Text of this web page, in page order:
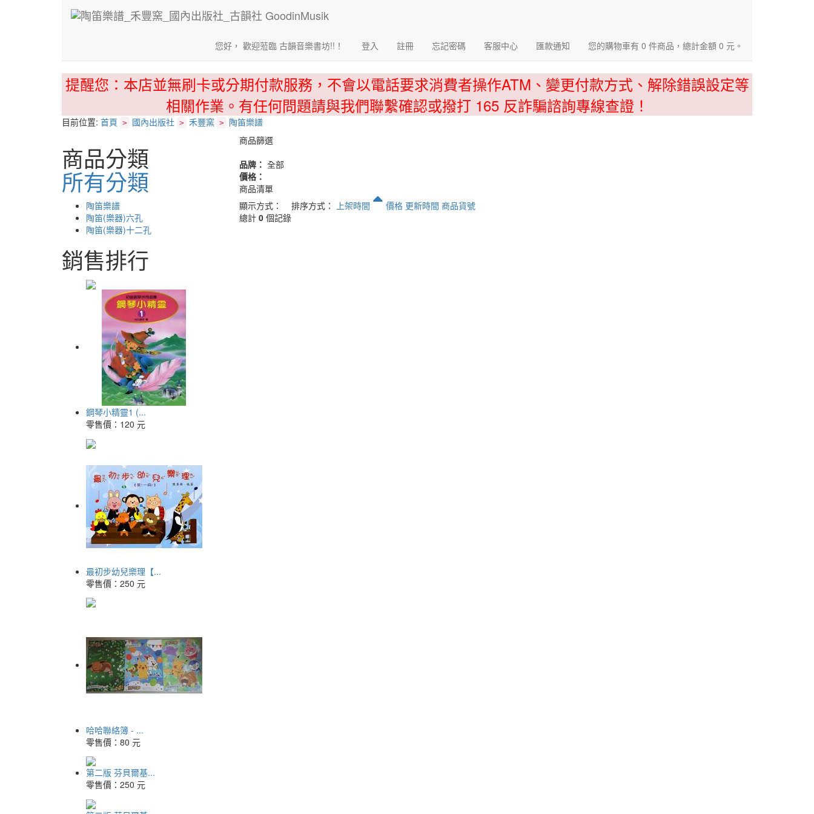
您好， 歡迎蒞臨 古韻音樂書坊!!！ 登入 註冊 忘記密碼 客服中心 匯款通知 您的購物車有 0 件商品，總計金額 0 元。
提醒您：本店並無刷卡或分期付款服務，不會以電話要求消費者操作ATM、變更付款方式、解除錯誤設定等
相關作業。有任何問題請與我們聯繫確認或撥打 165 反詐騙諮詢專線查證！
目前位置: 首頁 > 國內出版社 > 禾豐窯 > 陶笛樂譜
商品分類
所有分類
陶笛樂譜
陶笛(樂器)六孔
陶笛(樂器)十二孔
銷售排行
鋼琴小精靈1 (...
零售價： 120 元
最初步幼兒樂理【...
零售價： 250 元
哈哈聯絡簿 - ...
零售價： 80 元
第二版 芬貝爾基...
零售價： 250 元
商品篩選
品牌： 全部
價格：
商品清單
顯示方式：
排序方式： 上架時間 價格 更新時間 商品貨號
總計 0個記錄